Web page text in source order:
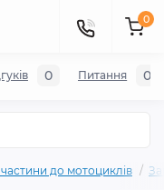
0
до мотоциклів
0 Питання 0